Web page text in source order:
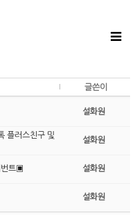
글쓴이
설화원
플러스친구 및
설화원
번트▣ 설화원
설화원